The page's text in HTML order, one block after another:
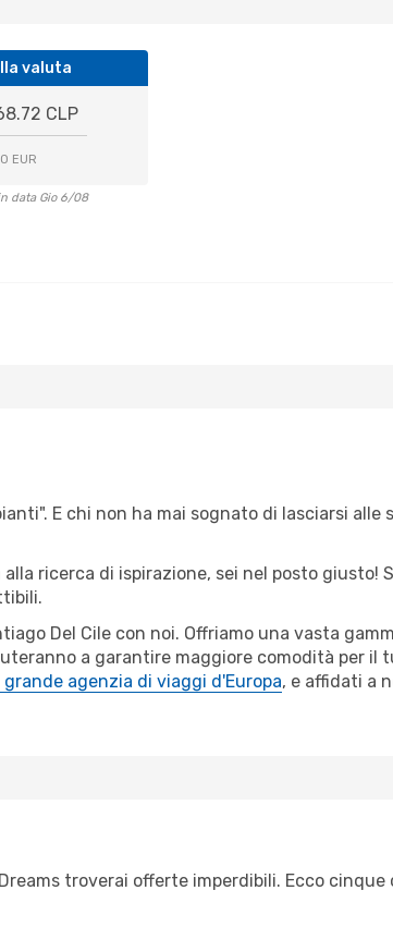
valuta
CLP
EUR
data Gio 6/08
E chi non ha mai sognato di lasciarsi alle
ricerca di ispirazione, sei nel posto giusto!
Del Cile con noi. Offriamo una vasta
a garantire maggiore comodità per il
grande agenzia di viaggi d'Europa, e affidati a
troverai offerte imperdibili. Ecco